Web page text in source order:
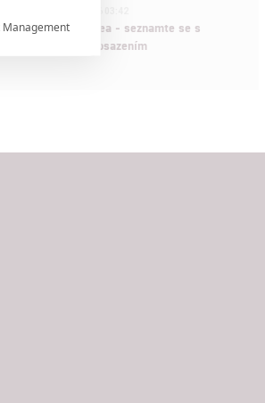
preview: Odyssea - seznamte se s
nabitým obsazením

Management